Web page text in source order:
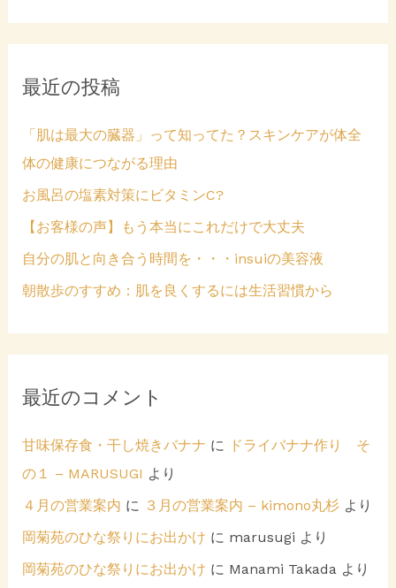
す
:最近の投稿
「肌は最大の臓器」って知ってた？スキンケアが体全
体の健康につながる理由
お風呂の塩素対策にビタミンC?
【お客様の声】もう本当にこれだけで大丈夫
自分の肌と向き合う時間を・・・insuiの美容液
朝散歩のすすめ：肌を良くするには生活習慣から
最近のコメント
甘味保存食・干し焼きバナナ に
ドライバナナ作り そ
の１ – MARUSUGI より
４月の営業案内 に ３月の営業案内 – kimono丸杉より
岡菊苑のひな祭りにお出かけ に marusugi より
岡菊苑のひな祭りにお出かけ に Manami Takada より